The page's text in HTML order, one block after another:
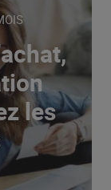
les